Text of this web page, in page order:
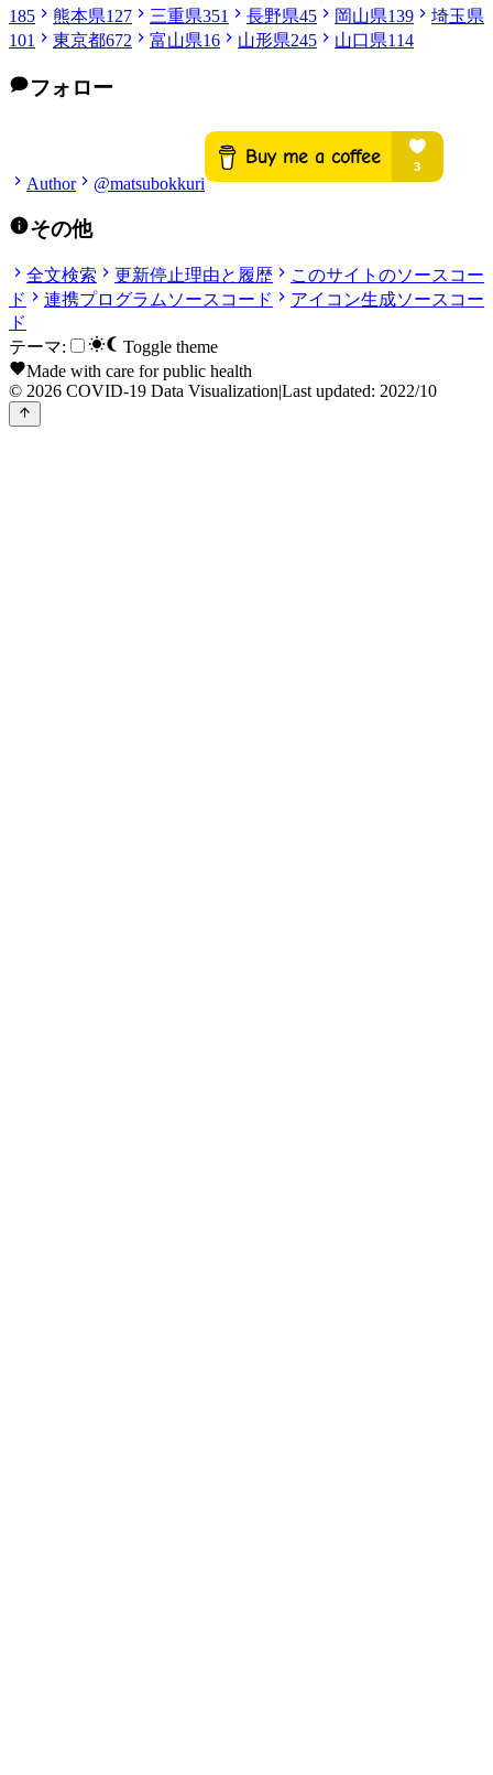
185
熊本県127 三重県351 長野県45 岡山県139
埼玉県
101
東京都672 富山県16 山形県245 山口県114
フォロー
Author @matsubokkuri
その他
全文検索 更新停止理由と履歴
このサイトのソースコー
ド
連携プログラムソースコード
アイコン生成ソースコー
ド
テーマ:
Toggle theme
Made with care for public health
© 2026 COVID-19 Data Visualization|Last updated: 2022/10